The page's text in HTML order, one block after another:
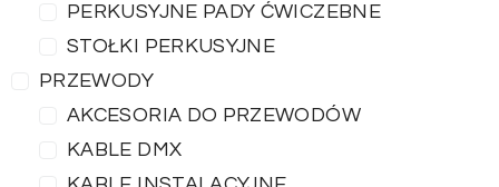
PERKUSYJNE PADY ĆWICZEBNE
STOŁKI PERKUSYJNE
PRZEWODY
AKCESORIA DO PRZEWODÓW
KABLE DMX